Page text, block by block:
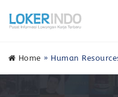
Home » Human